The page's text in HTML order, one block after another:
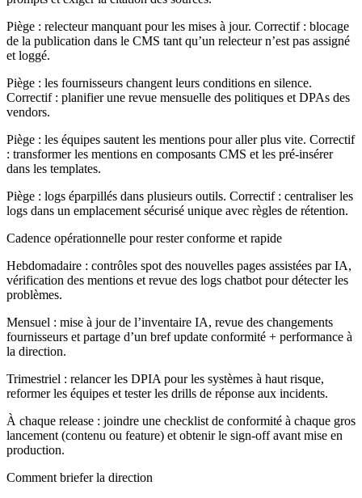
Piège : relecteur manquant pour les mises à jour. Correctif : blocage
de la publication dans le CMS tant qu’un relecteur n’est pas assigné
et loggé.
Piège : les fournisseurs changent leurs conditions en silence.
Correctif : planifier une revue mensuelle des politiques et DPAs des
vendors.
Piège : les équipes sautent les mentions pour aller plus vite. Correctif
: transformer les mentions en composants CMS et les pré‑insérer
dans les templates.
Piège : logs éparpillés dans plusieurs outils. Correctif : centraliser les
logs dans un emplacement sécurisé unique avec règles de rétention.
Cadence opérationnelle pour rester conforme et rapide
Hebdomadaire : contrôles spot des nouvelles pages assistées par IA,
vérification des mentions et revue des logs chatbot pour détecter les
problèmes.
Mensuel : mise à jour de l’inventaire IA, revue des changements
fournisseurs et partage d’un bref update conformité + performance à
la direction.
Trimestriel : relancer les DPIA pour les systèmes à haut risque,
reformer les équipes et tester les drills de réponse aux incidents.
À chaque release : joindre une checklist de conformité à chaque gros
lancement (contenu ou feature) et obtenir le sign-off avant mise en
production.
Comment briefer la direction